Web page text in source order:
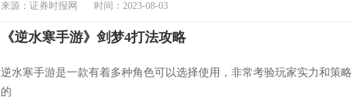
来源：证券时报网 时间：2023-08-03
《逆水寒手游》剑梦4打法攻略
逆水寒手游是一款有着多种角色可以选择使用，非常考验玩家实力和策略
的